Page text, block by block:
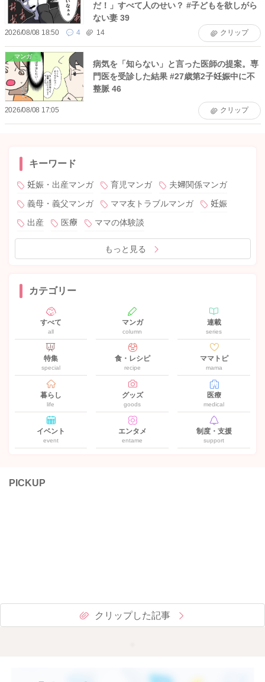
だ！」すべて人のせい？ #子どもを欲しがら
ない妻 39
2026/08/08 18:50 4 14 クリップ
マンガ
病気を「知らない」と言った医師の提案。専
門医を受診した結果 #27歳第2子妊娠中に不
整脈 46
2026/08/08 17:05 クリップ
キーワード
妊娠・出産マンガ 育児マンガ
夫婦関係マンガ
義母・義父マンガ
ママ友トラブルマンガ
妊娠
出産
医療 ママの体験談
もっと見る
カテゴリー
すべて
all
マンガ
column
連載
series
特集
special
食・レシピ
recipe
ママトピ
mama
暮らし
life
グッズ
goods
医療
medical
イベント
event
エンタメ
entame
制度・支援
support
PICKUP
クリップした記事